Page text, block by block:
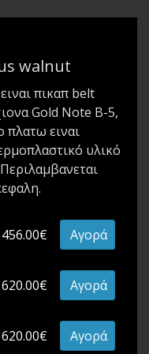
walnut
πικαπ belt
Gold Note B-5,
πλατω ειναι
υλικό
Αγορά
Αγορά
Αγορά